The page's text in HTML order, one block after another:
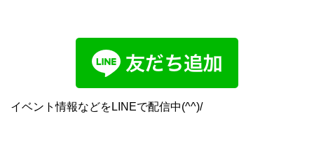
イベント情報などをLINEで配信中(^^)/